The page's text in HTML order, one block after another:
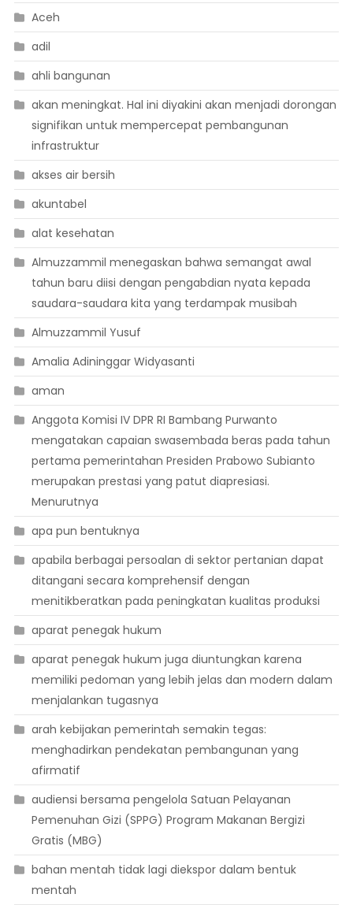
Aceh
adil
ahli bangunan
akan meningkat. Hal ini diyakini akan menjadi dorongan
signifikan untuk mempercepat pembangunan
infrastruktur
akses air bersih
akuntabel
alat kesehatan
Almuzzammil menegaskan bahwa semangat awal
tahun baru diisi dengan pengabdian nyata kepada
saudara-saudara kita yang terdampak musibah
Almuzzammil Yusuf
Amalia Adininggar Widyasanti
aman
Anggota Komisi IV DPR RI Bambang Purwanto
mengatakan capaian swasembada beras pada tahun
pertama pemerintahan Presiden Prabowo Subianto
merupakan prestasi yang patut diapresiasi.
Menurutnya
apa pun bentuknya
apabila berbagai persoalan di sektor pertanian dapat
ditangani secara komprehensif dengan
menitikberatkan pada peningkatan kualitas produksi
aparat penegak hukum
aparat penegak hukum juga diuntungkan karena
memiliki pedoman yang lebih jelas dan modern dalam
menjalankan tugasnya
arah kebijakan pemerintah semakin tegas:
menghadirkan pendekatan pembangunan yang
afirmatif
audiensi bersama pengelola Satuan Pelayanan
Pemenuhan Gizi (SPPG) Program Makanan Bergizi
Gratis (MBG)
bahan mentah tidak lagi diekspor dalam bentuk
mentah